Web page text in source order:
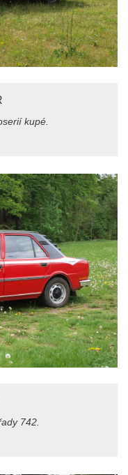
kupé.
742.